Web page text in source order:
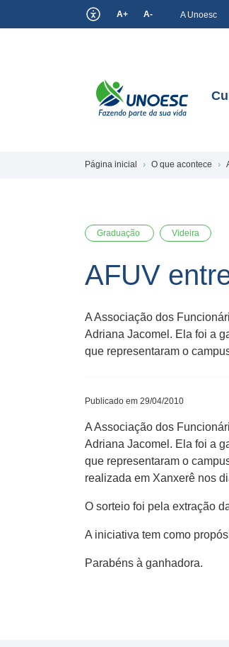
A+ A- A Unoesc
Página inicial O que acontece
Graduação Videira
AFUV
A Associação dos
Adriana Jacomel. Ela foi a
que representaram o
Publicado em 29/04/2010
A Associação dos
Adriana Jacomel. Ela foi a
que representaram o
realizada em Xanxerê nos
O sorteio foi pela extração
A iniciativa tem como
Parabéns à ganhadora.